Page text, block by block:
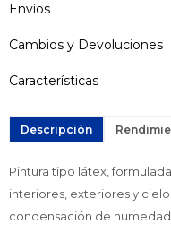
Envíos
Cambios y Devoluciones
Características
Descripción
Pintura tipo látex,
interiores, exteriores y
condensación de